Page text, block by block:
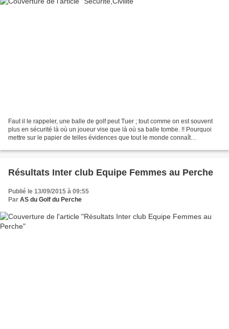
Faut il le rappeler, une balle de golf peut Tuer ; tout comme on est souvent
plus en sécurité là où un joueur vise que là où sa balle tombe. !! Pourquoi
mettre sur le papier de telles évidences que tout le monde connaît
Résultats Inter club Equipe Femmes au Perche
Publié le 13/09/2015 à 09:55
Par AS du Golf du Perche